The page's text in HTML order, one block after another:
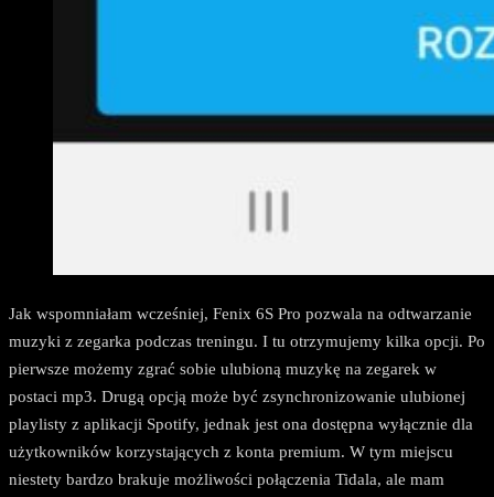
Jak wspomniałam wcześniej, Fenix 6S Pro pozwala na odtwarzanie
muzyki z zegarka podczas treningu. I tu otrzymujemy kilka opcji. Po
pierwsze możemy zgrać sobie ulubioną muzykę na zegarek w
postaci mp3. Drugą opcją może być zsynchronizowanie ulubionej
playlisty z aplikacji Spotify, jednak jest ona dostępna wyłącznie dla
użytkowników korzystających z konta premium. W tym miejscu
niestety bardzo brakuje możliwości połączenia Tidala, ale mam